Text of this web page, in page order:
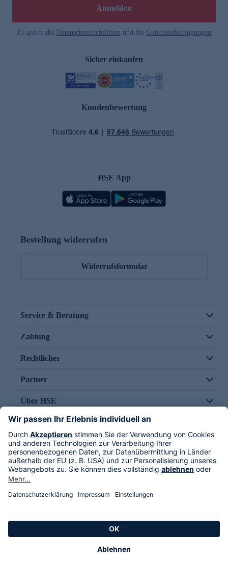
Anmelden
Es gelten die Datenschutzrichtlinien und die Gutscheinbedingungen
Sicher einkaufen
Kundenbewertung
HSE App
Bestellung widerrufen
Widerrufsformular
Service & Beratung
Zahlung
Rechtliches
Partner
Über HSE
Im TV
HSE International